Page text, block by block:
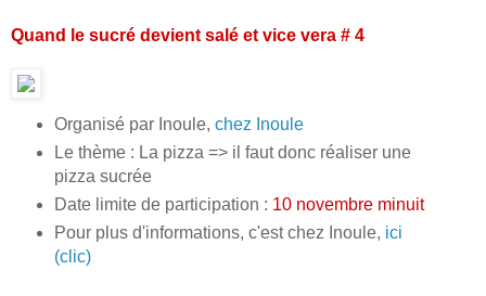
Quand le sucré devient salé et vice vera # 4
Organisé par Inoule, chez Inoule
Le thème : La pizza => il faut donc réaliser une
pizza sucrée
Date limite de participation : 10 novembre minuit
Pour plus d'informations, c'est chez Inoule, ici
(clic)